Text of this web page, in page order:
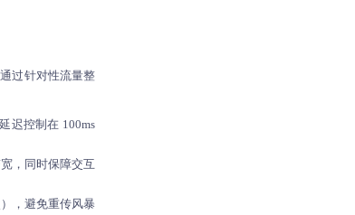
过针对性流量整
迟控制在 100ms
，同时保障交互
，避免重传风暴